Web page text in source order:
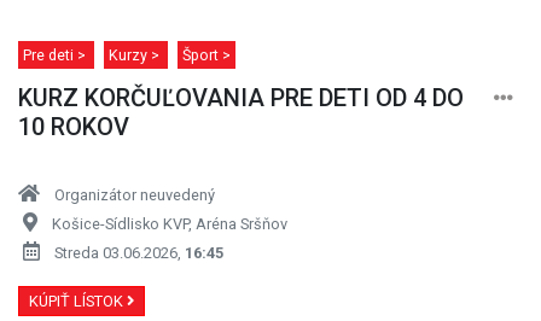
Pre deti > Kurzy > Šport >
KURZ KORČUĽOVANIA PRE DETI OD 4 DO
10 ROKOV
Organizátor neuvedený
Košice-Sídlisko KVP, Aréna Sršňov
Streda 03.06.2026, 16:45
KÚPIŤ LÍSTOK